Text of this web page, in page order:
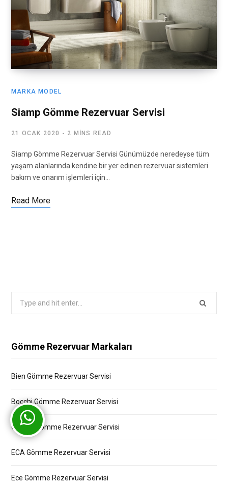
MARKA MODEL
Siamp Gömme Rezervuar Servisi
21 OCAK 2020 2 MINS READ
Siamp Gömme Rezervuar Servisi Günümüzde neredeyse tüm
yaşam alanlarında kendine bir yer edinen rezervuar sistemleri
bakım ve onarım işlemleri için…
Read More
Gömme Rezervuar Markaları
Bien Gömme Rezervuar Servisi
Bocchi Gömme Rezervuar Servisi
Creavit Gömme Rezervuar Servisi
ECA Gömme Rezervuar Servisi
Ece Gömme Rezervuar Servisi